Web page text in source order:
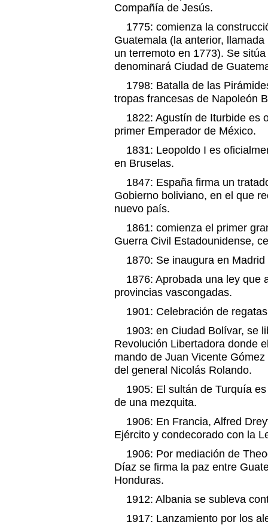
Compañía de Jesús.
1775: comienza la
Guatemala (la anterior,
un terremoto en 1773). Se
denominará Ciudad de
1798: Batalla de las
tropas francesas de Napoleón
1822: Agustín de Iturbide es
primer Emperador de México.
1831: Leopoldo I es
en Bruselas.
1847: España firma un
Gobierno boliviano, en el que
nuevo país.
1861: comienza el primer
Guerra Civil Estadounidense,
1870: Se inaugura en Madrid
1876: Aprobada una ley que
provincias vascongadas.
1901: Celebración de
1903: en Ciudad Bolívar, se
Revolución Libertadora donde
mando de Juan Vicente
del general Nicolás Rolando.
1905: El sultán de Turquía
de una mezquita.
1906: En Francia, Alfred
Ejército y condecorado con la
1906: Por mediación de
Díaz se firma la paz entre
Honduras.
1912: Albania se subleva
1917: Lanzamiento por los